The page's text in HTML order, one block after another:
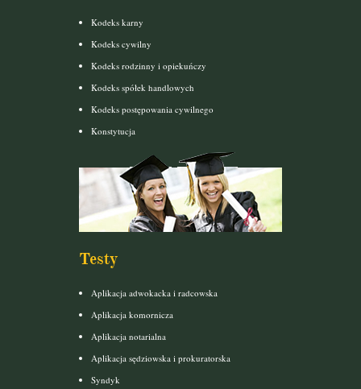
Kodeks karny
Kodeks cywilny
Kodeks rodzinny i opiekuńczy
Kodeks spółek handlowych
Kodeks postępowania cywilnego
Konstytucja
Testy
Aplikacja adwokacka i radcowska
Aplikacja komornicza
Aplikacja notarialna
Aplikacja sędziowska i prokuratorska
Syndyk